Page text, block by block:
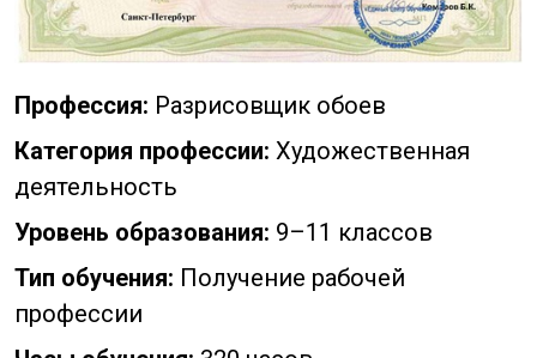
Профессия: Разрисовщик обоев
Категория профессии: Художественная
деятельность
Уровень образования: 9–11 классов
Тип обучения: Получение рабочей
профессии